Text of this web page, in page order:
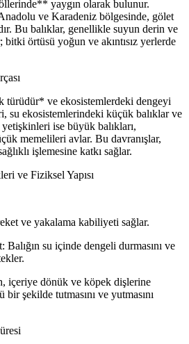
yaygın olarak bulunur.
ve Karadeniz bölgesinde, gölet
Bu balıklar, genellikle suyun derin ve
örtüsü yoğun ve akıntısız yerlerde
türüdür* ve ekosistemlerdeki dengeyi
su ekosistemlerindeki küçük balıklar ve
ise büyük balıkları,
memelileri avlar. Bu davranışlar,
işlemesine katkı sağlar.
ve Fiziksel Yapısı
ve yakalama kabiliyeti sağlar.
su içinde dengeli durmasını ve
içeriye dönük ve köpek dişlerine
bir şekilde tutmasını ve yutmasını